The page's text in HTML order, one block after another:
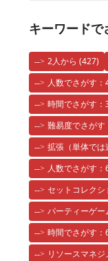
キーワードで
2人から (427)
人数でさがす：
時間でさがす：
難易度でさ
拡張（単体では
人数でさがす：
セットコレクシ
パーティーゲー
時間でさがす：
リソースマネジ